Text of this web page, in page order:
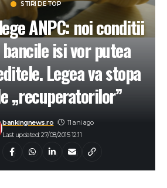
STIRI DE TOP
ANPC: noi conditii
isi vor putea
Legea va stopa
„recuperatorilor”
Last updated: 27/08/2015 12:11
bankingnews.ro 11 ani ago